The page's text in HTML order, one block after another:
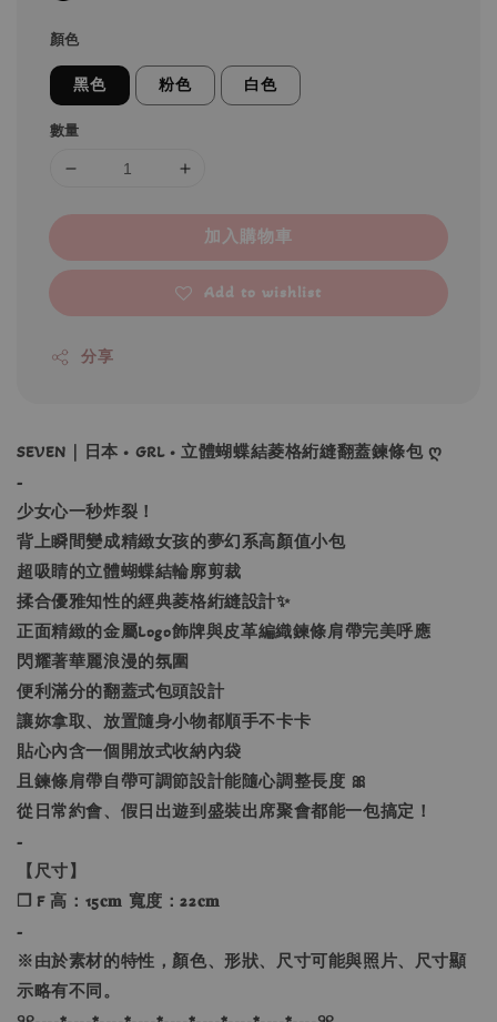
顏色
黑色 粉色 白色
數量
加入購物車
Add to wishlist
分享
SEVEN｜日本 • GRL • 立體蝴蝶結菱格絎縫翻蓋鍊條包 ღ
-
少女心一秒炸裂！
背上瞬間變成精緻女孩的夢幻系高顏值小包
超吸睛的立體蝴蝶結輪廓剪裁
揉合優雅知性的經典菱格絎縫設計✨
正面精緻的金屬Logo飾牌與皮革編織鍊條肩帶完美呼應
閃耀著華麗浪漫的氛圍
便利滿分的翻蓋式包頭設計
讓妳拿取、放置隨身小物都順手不卡卡
貼心內含一個開放式收納內袋
且鍊條肩帶自帶可調節設計能隨心調整長度 🎀
從日常約會、假日出遊到盛裝出席聚會都能一包搞定！
-
【尺寸】
❐ F 高：15𝐜𝐦 寬度：22𝐜𝐦
-
※由於素材的特性，顏色、形狀、尺寸可能與照片、尺寸顯
示略有不同。